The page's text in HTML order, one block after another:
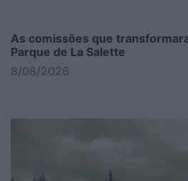
As comissões que
Parque de La Salette
8/08/2026